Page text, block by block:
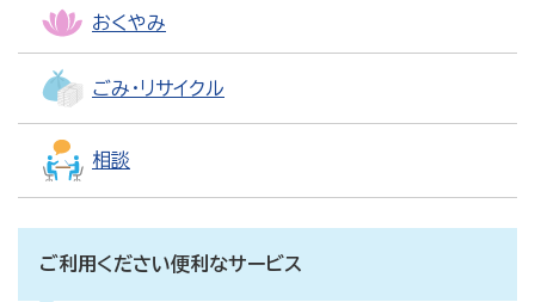
おくやみ
ごみ・リサイクル
相談
ご利用ください便利なサービス